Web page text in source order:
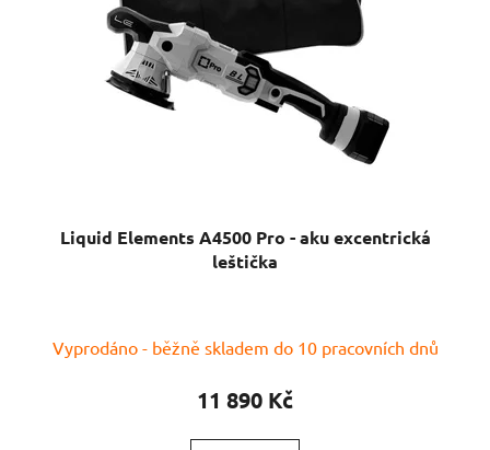
Liquid Elements A4500 Pro - aku excentrická
leštička
Vyprodáno - běžně skladem do 10 pracovních dnů
11 890 Kč